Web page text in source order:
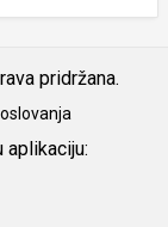
pridržana.
aplikaciju: